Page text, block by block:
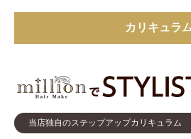
カリキュラ
当店独自のステップアップカリキュラム